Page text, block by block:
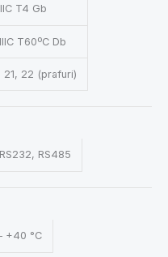
T4 Gb
T60ºC Db
21, 22 (prafuri)
RS485
+40 °C